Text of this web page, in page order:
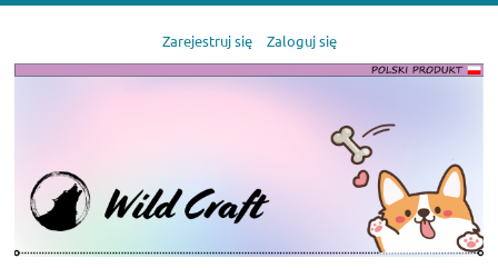
Zarejestruj się Zaloguj się